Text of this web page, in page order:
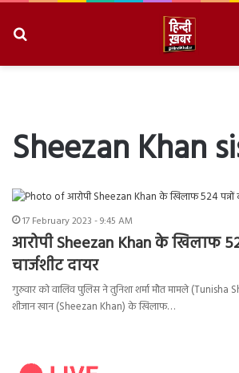
Sheezan Khan
17 February 2023 - 9:45 AM
आरोपी Sheezan Khan के खिलाफ
चार्जशीट दायर
गुरुवार को वालिव पुलिस ने तुनिशा शर्मा मौत मामले
शीजान खान (Sheezan Khan) के खिलाफ…